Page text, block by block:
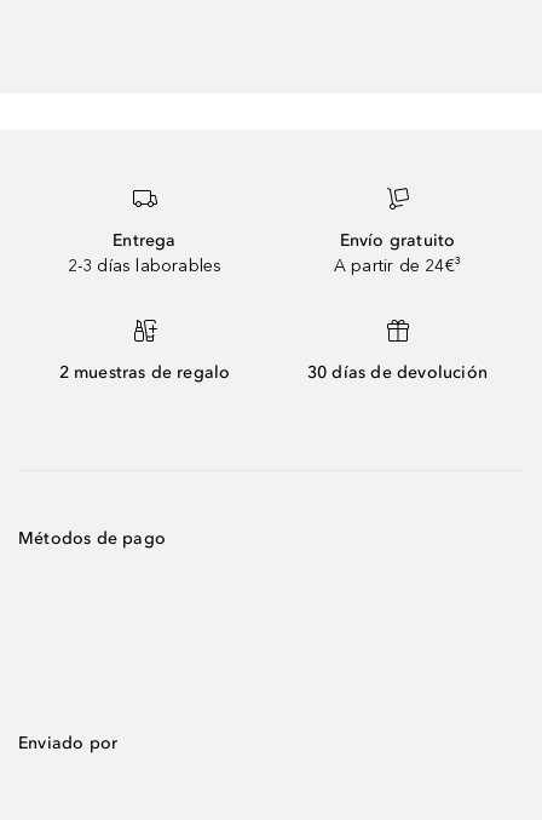
Entrega
2-3 días laborables
Envío gratuito
A partir de 24€³
2 muestras de regalo 30 días de devolución
Métodos de pago
Enviado por